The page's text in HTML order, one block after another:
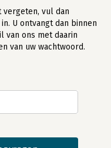
vergeten, vul dan
U ontvangt dan binnen
van ons met daarin
van uw wachtwoord.